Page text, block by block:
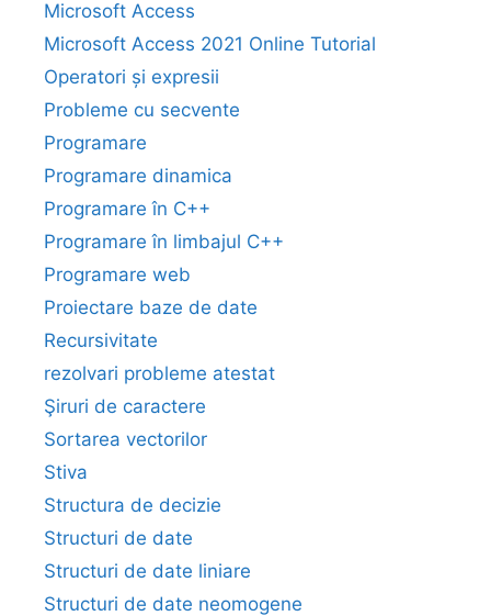
Microsoft Access
Microsoft Access 2021 Online Tutorial
Operatori și expresii
Probleme cu secvente
Programare
Programare dinamica
Programare în C++
Programare în limbajul C++
Programare web
Proiectare baze de date
Recursivitate
rezolvari probleme atestat
Şiruri de caractere
Sortarea vectorilor
Stiva
Structura de decizie
Structuri de date
Structuri de date liniare
Structuri de date neomogene